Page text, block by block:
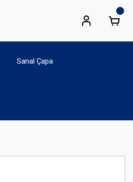
Sanal Çapa